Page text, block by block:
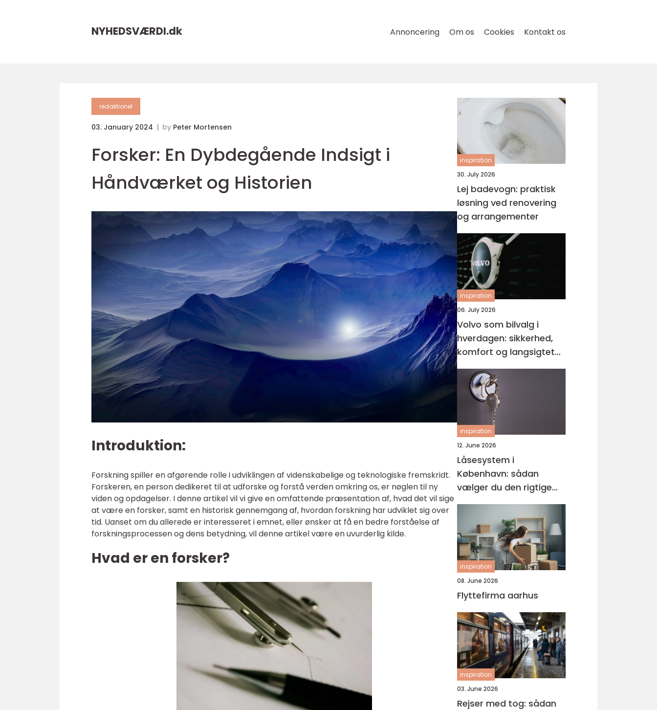
NYHEDSVÆRDI.dk Annoncering Om os Cookies Kontakt os
redaktionel
03. January 2024 by Peter Mortensen
Forsker: En Dybdegående Indsigt i
Håndværket og Historien
Introduktion:
Forskning spiller en afgørende rolle i udviklingen af videnskabelige og teknologiske fremskridt.
Forskeren, en person dedikeret til at udforske og forstå verden omkring os, er nøglen til ny
viden og opdagelser. I denne artikel vil vi give en omfattende præsentation af, hvad det vil sige
at være en forsker, samt en historisk gennemgang af, hvordan forskning har udviklet sig over
tid. Uanset om du allerede er interesseret i emnet, eller ønsker at få en bedre forståelse af
forskningsprocessen og dens betydning, vil denne artikel være en uvurderlig kilde.
Hvad er en forsker?
inspiration
30. July 2026
Lej badevogn: praktisk
løsning ved renovering
og arrangementer
inspiration
06. July 2026
Volvo som bilvalg i
hverdagen: sikkerhed,
komfort og langsigtet
værdi
inspiration
12. June 2026
Låsesystem i
København: sådan
vælger du den rigtige
løsning
inspiration
08. June 2026
Flyttefirma aarhus
inspiration
03. June 2026
Rejser med tog: sådan